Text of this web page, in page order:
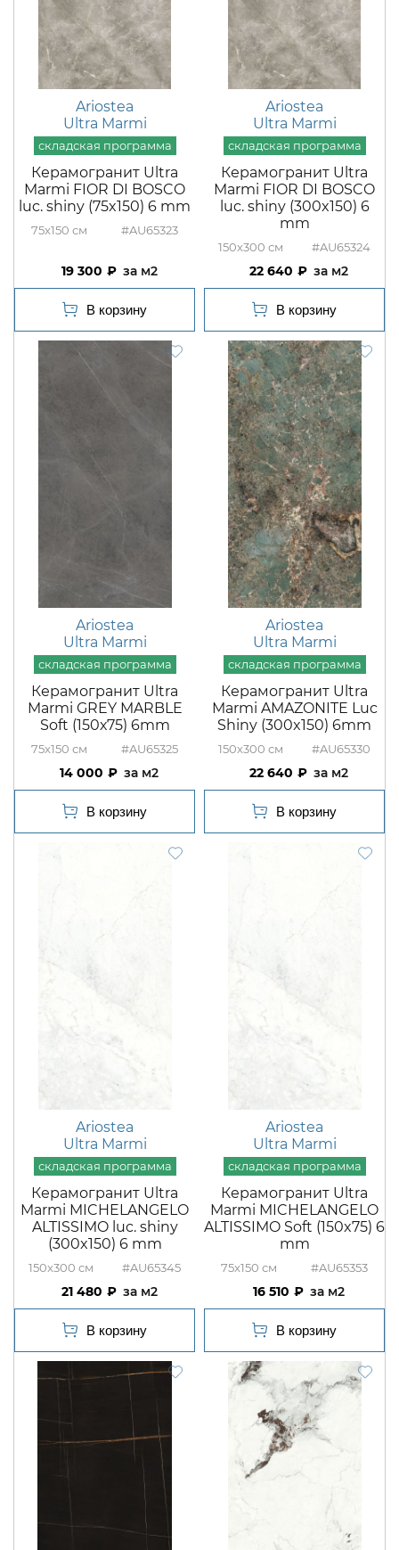
Ariostea
Ultra Marmi
Керамогранит Ultra
Marmi FIOR DI BOSCO
luc. shiny (75x150) 6 mm
75x150 #AU65323
19 300 м2
Ariostea
Ultra Marmi
Керамогранит Ultra
Marmi FIOR DI BOSCO
luc. shiny (300x150) 6
mm
150x300 #AU65324
22 640 м2
Ariostea
Ultra Marmi
Керамогранит Ultra
Marmi GREY MARBLE
Soft (150х75) 6mm
75x150 #AU65325
14 000 м2
Ariostea
Ultra Marmi
Керамогранит Ultra
Marmi AMAZONITE Luc
Shiny (300x150) 6mm
150x300 #AU65330
22 640 м2
Ariostea
Ultra Marmi
Керамогранит Ultra
Marmi MICHELANGELO
ALTISSIMO luc. shiny
(300x150) 6 mm
150x300 #AU65345
21 480 м2
Ariostea
Ultra Marmi
Керамогранит Ultra
Marmi MICHELANGELO
ALTISSIMO Soft (150x75) 6
mm
75x150 #AU65353
16 510 м2